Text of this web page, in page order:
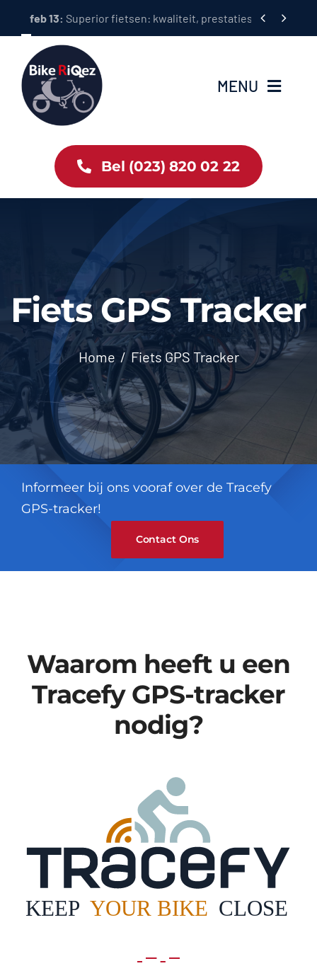
naar
inhoud
feb 13: Superior fietsen: kwaliteit, prestaties en rijplezier
 
MENU
Tweewielers
Bike News
Contact
Bel (023) 820 02 22
Fiets GPS Tracker
Home Fiets GPS Tracker
Informeer bij ons vooraf over de Tracefy
GPS-tracker!
Contact Ons
Waarom heeft u een
Tracefy GPS-tracker
nodig?